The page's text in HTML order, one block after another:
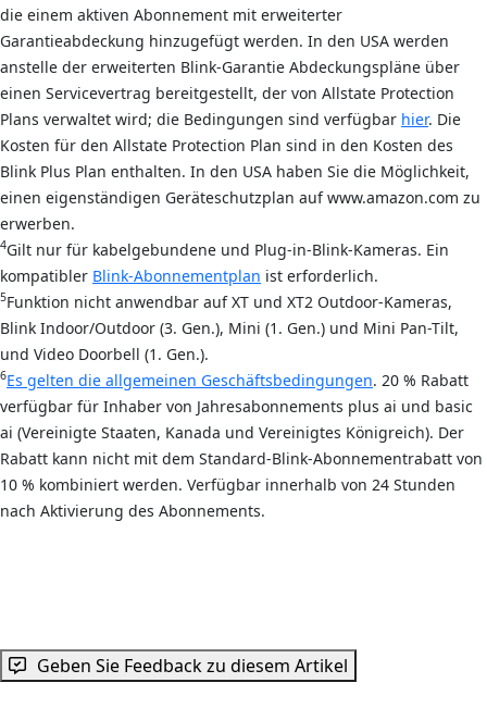
die einem aktiven Abonnement mit erweiterter
Garantieabdeckung hinzugefügt werden. In den USA werden
anstelle der erweiterten Blink-Garantie Abdeckungspläne über
einen Servicevertrag bereitgestellt, der von Allstate Protection
Plans verwaltet wird; die Bedingungen sind verfügbar hier. Die
Kosten für den Allstate Protection Plan sind in den Kosten des
Blink Plus Plan enthalten. In den USA haben Sie die Möglichkeit,
einen eigenständigen Geräteschutzplan auf www.amazon.com zu
erwerben.
4Gilt nur für kabelgebundene und Plug-in-Blink-Kameras. Ein
kompatibler Blink-Abonnementplan ist erforderlich.
5Funktion nicht anwendbar auf XT und XT2 Outdoor-Kameras,
Blink Indoor/Outdoor (3. Gen.), Mini (1. Gen.) und Mini Pan-Tilt,
und Video Doorbell (1. Gen.).
6Es gelten die allgemeinen Geschäftsbedingungen. 20 % Rabatt
verfügbar für Inhaber von Jahresabonnements plus ai und basic
ai (Vereinigte Staaten, Kanada und Vereinigtes Königreich). Der
Rabatt kann nicht mit dem Standard-Blink-Abonnementrabatt von
10 % kombiniert werden. Verfügbar innerhalb von 24 Stunden
nach Aktivierung des Abonnements.
Geben Sie Feedback zu diesem Artikel